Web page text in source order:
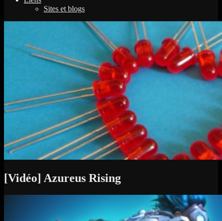
Sites et blogs
[Vidéo] Azureus Rising